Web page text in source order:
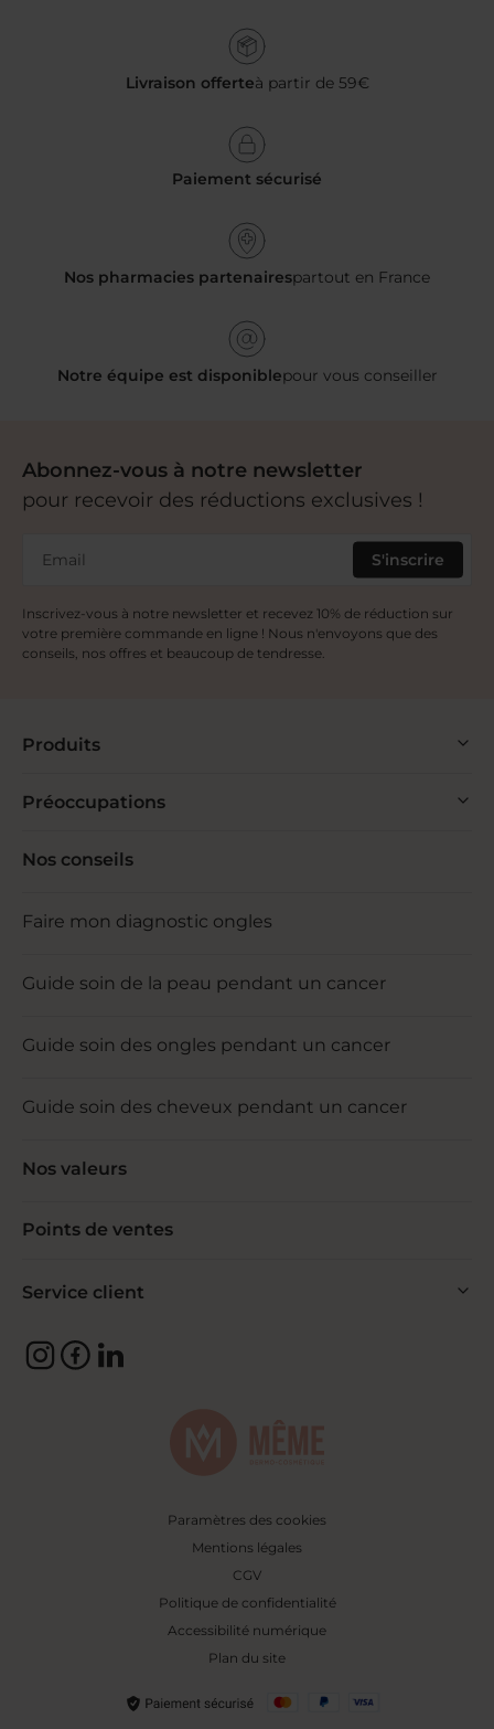
Livraison offerteà partir de 59€
Paiement sécurisé
Nos pharmacies partenairespartout en France
Notre équipe est disponiblepour vous conseiller
Abonnez-vous à notre newsletter
pour recevoir des réductions exclusives !
Email S'inscrire
Inscrivez-vous à notre newsletter et recevez 10% de réduction sur
votre première commande en ligne ! Nous n'envoyons que des
conseils, nos offres et beaucoup de tendresse.
Produits
Préoccupations
Nos conseils
Faire mon diagnostic ongles
Guide soin de la peau pendant un cancer
Guide soin des ongles pendant un cancer
Guide soin des cheveux pendant un cancer
Nos valeurs
Points de ventes
Service client
Paramètres des cookies
Mentions légales
CGV
Politique de confidentialité
Accessibilité numérique
Plan du site